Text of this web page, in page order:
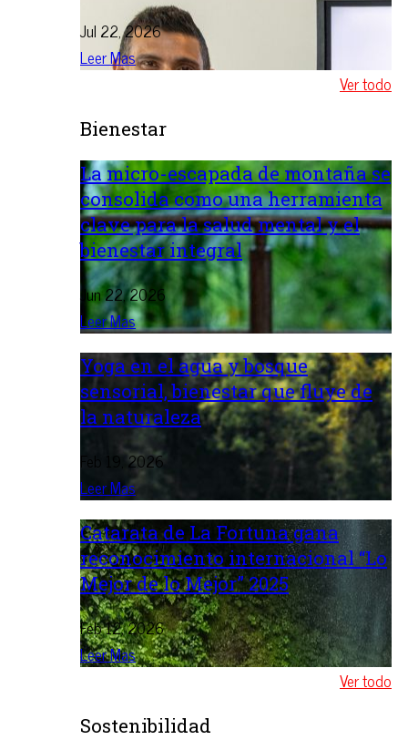
Jul 22, 2026
Leer Mas
Ver todo
Bienestar
La micro-escapada de montaña se
consolida como una herramienta
clave para la salud mental y el
bienestar integral
Jun 22, 2026
Leer Mas
Yoga en el agua y bosque
sensorial, bienestar que fluye de
la naturaleza
Feb 19, 2026
Leer Mas
Catarata de La Fortuna gana
reconocimiento internacional “Lo
Mejor de lo Mejor” 2025
Feb 12, 2026
Leer Mas
Ver todo
Sostenibilidad